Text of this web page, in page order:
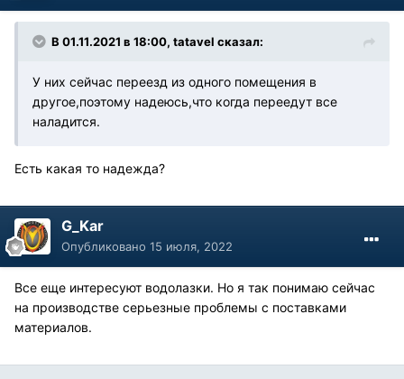
В 01.11.2021 в 18:00, tatavel сказал:
У них сейчас переезд из одного помещения в
другое,поэтому надеюсь,что когда переедут все
наладится.
Есть какая то надежда?
G_Kar
Опубликовано 15 июля, 2022
Все еще интересуют водолазки. Но я так понимаю сейчас
на производстве серьезные проблемы с поставками
материалов.